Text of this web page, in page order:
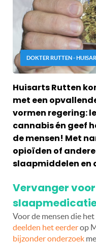
DOKTER RUTTEN -
Huisarts Rutten
met een
vormen regering:
cannabis én geef
de mensen! Met
opioïden of
slaapmiddelen en
Vervanger
Voor de mensen die
deelden het eerderop
bijzonder onderzoek